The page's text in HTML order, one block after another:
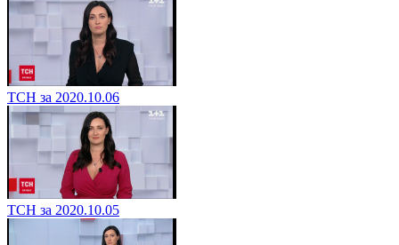
ТСН за 2020.10.06
ТСН за 2020.10.05